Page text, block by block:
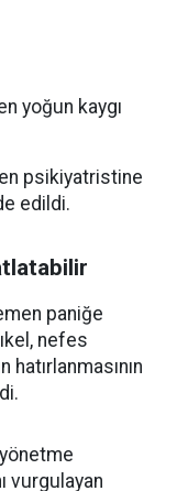
yoğun kaygı
psikiyatristine
edildi.
paniğe
nefes
vurgulayan